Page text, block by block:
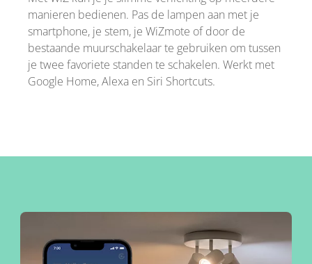
manieren bedienen. Pas de lampen aan met je
smartphone, je stem, je WiZmote of door de
bestaande muurschakelaar te gebruiken om tussen
je twee favoriete standen te schakelen. Werkt met
Google Home, Alexa en Siri Shortcuts.